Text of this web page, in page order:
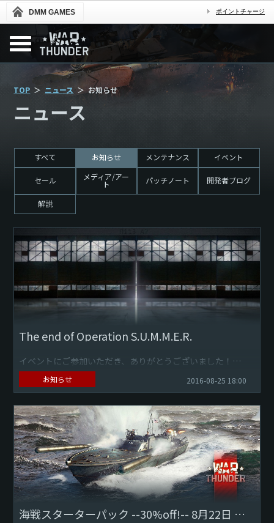
DMM GAMES ポイントチャージ
TOP ニュース お知らせ
ニュース
すべて お知らせ メンテナンス イベント
セール メディア/アー
ト パッチノート 開発者ブログ
解説
The end of Operation S.U.M.M.E.R.
イベントにご参加いただき、ありがとうございました！
全ての戦士達へ、"Operation S.U.M.M.E.R."のイベント開催
期間が終了いたしました。...
お知らせ 2016-08-25 18:00
海戦スターターパック --30%off!-- 8月22日 日本時間18:00 まで